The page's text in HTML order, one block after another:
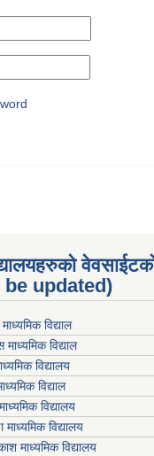
updated)
विद्याल
माध्यमिक विद्याल
विद्यालय
विद्याल
विद्यालय
माध्यमिक विद्यालय
माध्यमिक विद्यालय